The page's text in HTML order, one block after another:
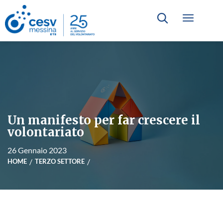
Un manifesto per far crescere il
volontariato
26 Gennaio 2023
HOME TERZO SETTORE